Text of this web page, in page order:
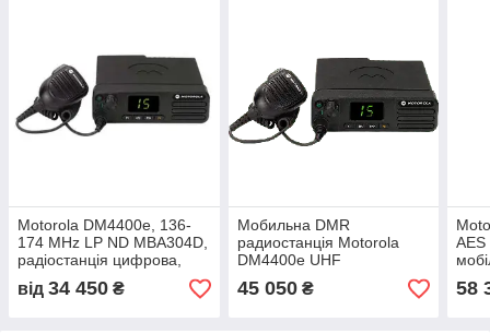
Motorola DM4400e, 136-
174 MHz LP ND MBA304D,
радіостанція цифрова,
мобільна (базова)
від 34 450 ₴
Мобильна DMR
радиостанція Motorola
DM4400e UHF
45 050₴
AES
58